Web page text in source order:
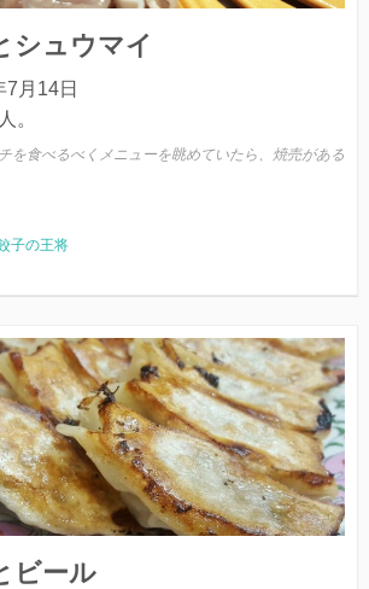
シュウマイ
7月14日
。
を食べるべくメニューを眺めていたら、焼売がある
子の王将
ビール